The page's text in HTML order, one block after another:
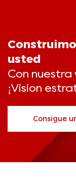
usted
Con nuestra
¡Visión
Consigue